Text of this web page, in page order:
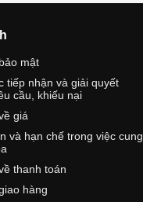
mật
tiếp nhận và giải quyết
cầu, khiếu nại
giá
và hạn chế trong việc cung
thanh toán
hàng